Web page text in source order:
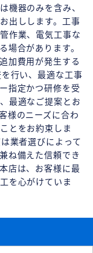
機器のみを含み、
出しします。工事
作業、電気工事な
場合があります。
加費用が発生する
行い、最適な工事
指定かつ研修を受
最適なご提案とお
様のニーズに合わ
とをお約束しま
業者選びによって
ね備えた信頼でき
店は、お客様に最
を心がけていま